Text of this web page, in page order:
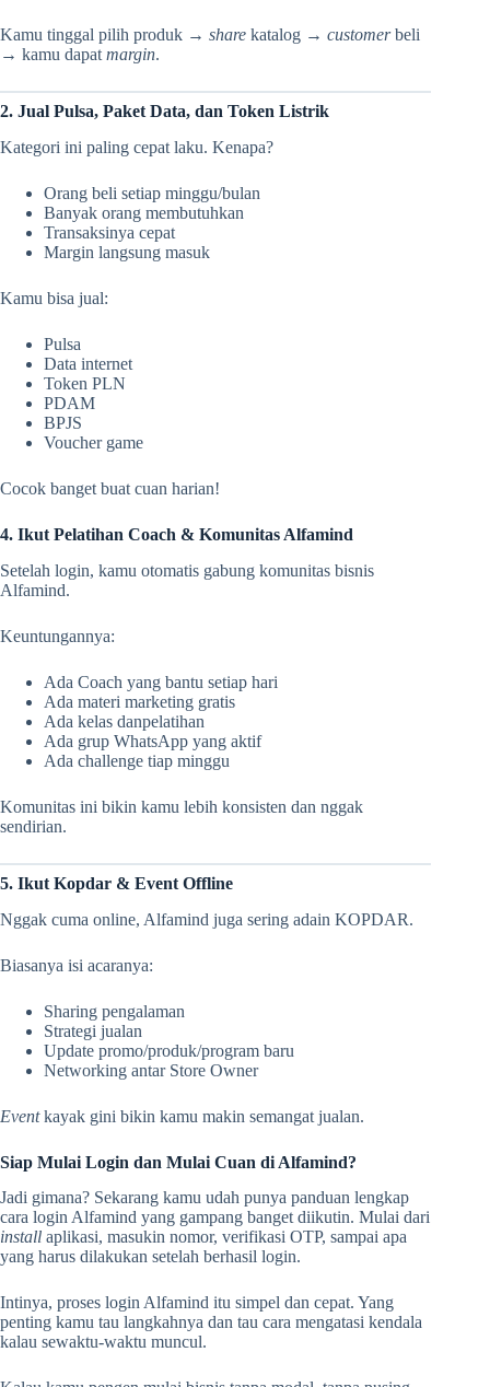
Kamu tinggal pilih produk → share katalog → customerbeli
→ kamu dapat margin.
2. Jual Pulsa, Paket Data, dan Token Listrik
Kategori ini paling cepat laku. Kenapa?
Orang beli setiap minggu/bulan
Banyak orang membutuhkan
Transaksinya cepat
Margin langsung masuk
Kamu bisa jual:
Pulsa
Data internet
Token PLN
PDAM
BPJS
Voucher game
Cocok banget buat cuan harian!
4. Ikut Pelatihan Coach & Komunitas Alfamind
Setelah login, kamu otomatis gabung komunitas bisnis
Alfamind.
Keuntungannya:
Ada Coach yang bantu setiap hari
Ada materi marketing gratis
Ada kelas danpelatihan
Ada grup WhatsApp yang aktif
Ada challenge tiap minggu
Komunitas ini bikin kamu lebih konsisten dan nggak
sendirian.
5. Ikut Kopdar & Event Offline
Nggak cuma online, Alfamind juga sering adain KOPDAR.
Biasanya isi acaranya:
Sharing pengalaman
Strategi jualan
Update promo/produk/program baru
Networking antar Store Owner
Eventkayak gini bikin kamu makin semangat jualan.
Siap Mulai Login dan Mulai Cuan di Alfamind?
Jadi gimana? Sekarang kamu udah punya panduan lengkap
cara login Alfamind yang gampang banget diikutin. Mulai dari
install aplikasi, masukin nomor, verifikasi OTP, sampai apa
yang harus dilakukan setelah berhasil login.
Intinya, proses login Alfamind itu simpel dan cepat. Yang
penting kamu tau langkahnya dan tau cara mengatasi kendala
kalau sewaktu-waktu muncul.